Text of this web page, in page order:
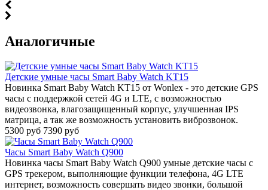
Аналогичные
Детские умные часы Smart Baby Watch KT15
Новинка Smart Baby Watch KT15 от Wonlex - это детские GPS
часы с поддержкой сетей 4G и LTE, с возможностью
видеозвонка, влагозащищенный корпус, улучшенная IPS
матрица, а так же возможность установить виброзвонок.
5300 руб 7390 руб
Часы Smart Baby Watch Q900
Новинка часы Smart Baby Watch Q900 умные детские часы с
GPS трекером, выполняющие функции телефона, 4G LTE
интернет, возможность совершать видео звонки, большой